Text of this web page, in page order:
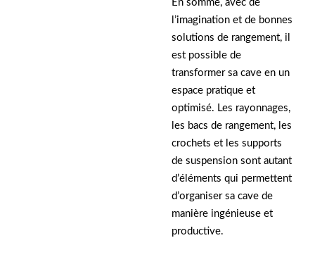
En somme, avec de
l’imagination et de bonnes
solutions de rangement, il
est possible de
transformer sa cave en un
espace pratique et
optimisé. Les rayonnages,
les bacs de rangement, les
crochets et les supports
de suspension sont autant
d’éléments qui permettent
d’organiser sa cave de
manière ingénieuse et
productive.